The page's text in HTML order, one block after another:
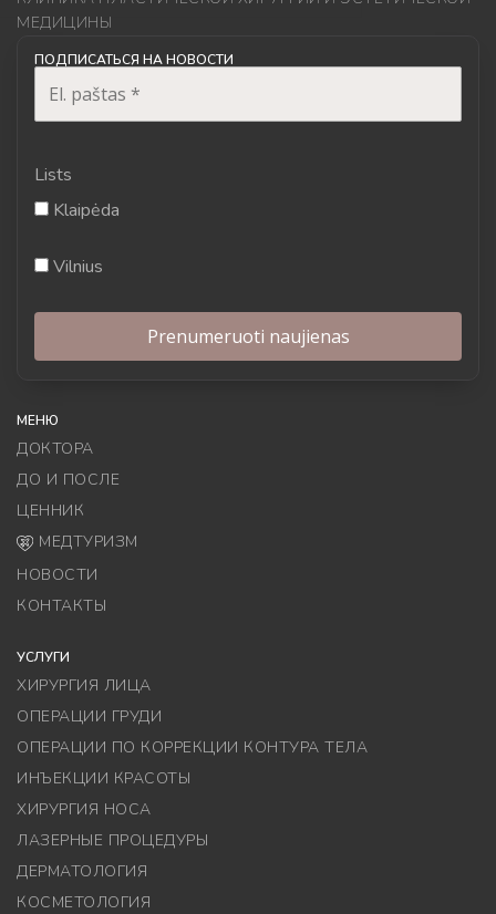
МЕДИЦИНЫ
ПОДПИСАТЬСЯ НА НОВОСТИ
Lists
Klaipėda
Vilnius
МЕНЮ
ДОКТОРА
ДО И ПОСЛЕ
ЦЕННИК
МЕДТУРИЗМ
НОВОСТИ
КОНТАКТЫ
УСЛУГИ
ХИРУРГИЯ ЛИЦА
ОПЕРАЦИИ ГРУДИ
ОПЕРАЦИИ ПО КОРРЕКЦИИ КОНТУРА ТЕЛА
ИНЪЕКЦИИ КРАСОТЫ
ХИРУРГИЯ НОСА
ЛАЗЕРНЫЕ ПРОЦЕДУРЫ
ДЕРМАТОЛОГИЯ
КОСМЕТОЛОГИЯ